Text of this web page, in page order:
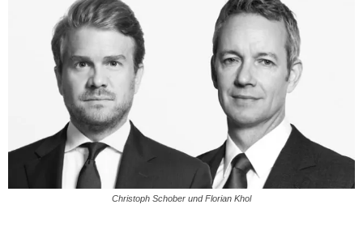
Christoph Schober und Florian Khol